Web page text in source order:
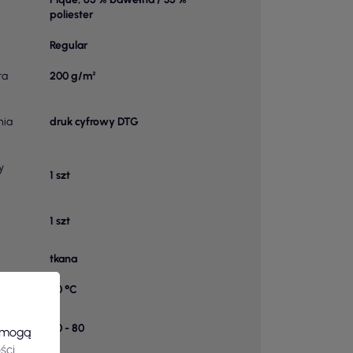
poliester
Regular
200 g/m²
druk cyfrowy DTG
1 szt
1 szt
tkana
40 °C
50 - 80